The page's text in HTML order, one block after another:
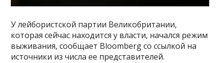
У лейбористской партии Великобритании,
которая сейчас находится у власти, начался режим
выживания, сообщает Bloomberg со ссылкой на
источники из числа ее представителей.